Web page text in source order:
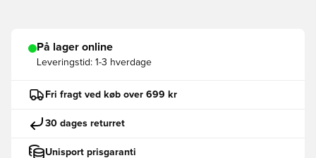
På lager online
Leveringstid: 1-3 hverdage
Fri fragt ved køb over 699 kr
30 dages returret
Unisport prisgaranti